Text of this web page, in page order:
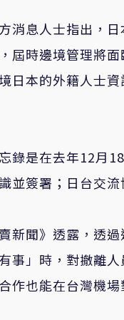
消息人士指出，
屆時邊境管理將
日本的外籍人士
錄是在去年12月
並簽署；日台交
新聞》透露，透
事」時，對撤離
作也能在台灣機